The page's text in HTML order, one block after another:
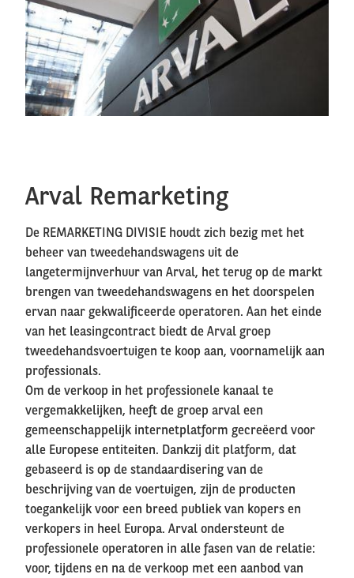
Arval Remarketing
De REMARKETING DIVISIE houdt zich bezig met het
beheer van tweedehandswagens uit de
langetermijnverhuur van Arval, het terug op de markt
brengen van tweedehandswagens en het doorspelen
ervan naar gekwalificeerde operatoren. Aan het einde
van het leasingcontract biedt de Arval groep
tweedehandsvoertuigen te koop aan, voornamelijk aan
professionals.
Om de verkoop in het professionele kanaal te
vergemakkelijken, heeft de groep arval een
gemeenschappelijk internetplatform gecreëerd voor
alle Europese entiteiten. Dankzij dit platform, dat
gebaseerd is op de standaardisering van de
beschrijving van de voertuigen, zijn de producten
toegankelijk voor een breed publiek van kopers en
verkopers in heel Europa. Arval ondersteunt de
professionele operatoren in alle fasen van de relatie:
voor, tijdens en na de verkoop met een aanbod van